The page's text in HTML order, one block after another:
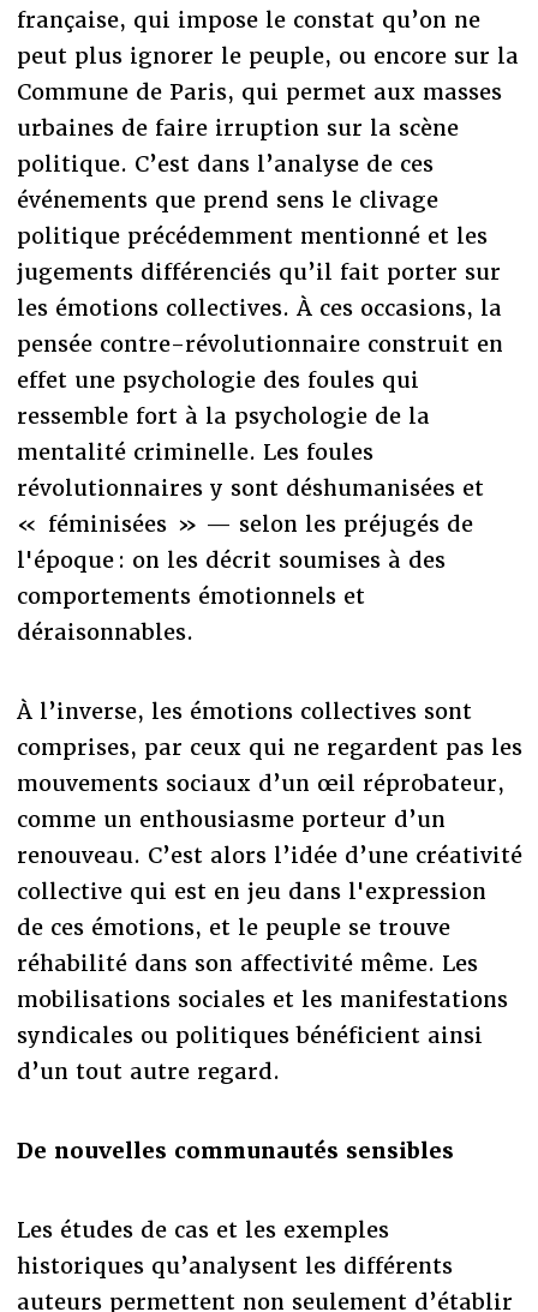
française, qui impose le constat qu’on ne
peut plus ignorer le peuple, ou encore sur la
Commune de Paris, qui permet aux masses
urbaines de faire irruption sur la scène
politique. C’est dans l’analyse de ces
événements que prend sens le clivage
politique précédemment mentionné et les
jugements différenciés qu’il fait porter sur
les émotions collectives. À ces occasions, la
pensée contre-révolutionnaire construit en
effet une psychologie des foules qui
ressemble fort à la psychologie de la
mentalité criminelle. Les foules
révolutionnaires y sont déshumanisées et
« féminisées » — selon les préjugés de
l'époque : on les décrit soumises à des
comportements émotionnels et
déraisonnables.
À l’inverse, les émotions collectives sont
comprises, par ceux qui ne regardent pas les
mouvements sociaux d’un œil réprobateur,
comme un enthousiasme porteur d’un
renouveau. C’est alors l’idée d’une créativité
collective qui est en jeu dans l'expression
de ces émotions, et le peuple se trouve
réhabilité dans son affectivité même. Les
mobilisations sociales et les manifestations
syndicales ou politiques bénéficient ainsi
d’un tout autre regard.
De nouvelles communautés sensibles
Les études de cas et les exemples
historiques qu’analysent les différents
auteurs permettent non seulement d’établir